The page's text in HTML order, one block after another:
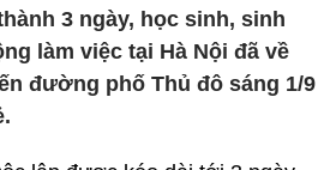
3 ngày, học sinh, sinh
làm việc tại Hà Nội đã về
đường phố Thủ đô sáng 1/9